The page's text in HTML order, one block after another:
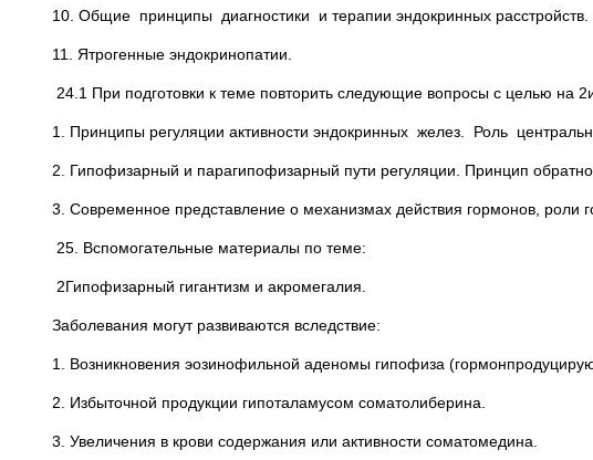
10. Общие принципы диагностики и терапии эндокринных расстройств.
11. Ятрогенные эндокринопатии.
24.1 При подготовки к теме повторить следующие вопросы с целью на
1. Принципы регуляции активности эндокринных желез. Роль
2. Гипофизарный и парагипофизарный пути регуляции. Принцип
3. Современное представление о механизмах действия гормонов, роли
25. Вспомогательные материалы по теме:
2Гипофизарный гигантизм и акромегалия.
Заболевания могут развиваются вследствие:
1. Возникновения эозинофильной аденомы гипофиза
2. Избыточной продукции гипоталамусом соматолиберина.
3. Увеличения в крови содержания или активности соматомедина.